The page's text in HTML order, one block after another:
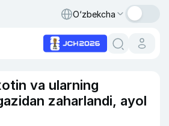
O‘zbekcha
va ularning
zaharlandi, ayol